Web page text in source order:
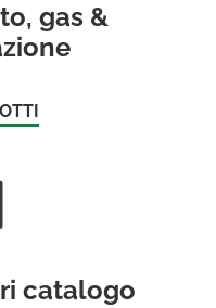
gas &
catalogo